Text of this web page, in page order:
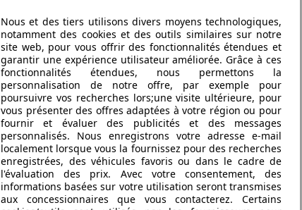
Nous et des tiers utilisons divers moyens technologiques,
notamment des cookies et des outils similaires sur notre
site web, pour vous offrir des fonctionnalités étendues et
garantir une expérience utilisateur améliorée. Grâce à ces
fonctionnalités étendues, nous permettons la
personnalisation de notre offre, par exemple pour
poursuivre vos recherches lors;une visite ultérieure, pour
vous présenter des offres adaptées à votre région ou pour
fournir et évaluer des publicités et des messages
personnalisés. Nous enregistrons votre adresse e-mail
localement lorsque vous la fournissez pour des recherches
enregistrées, des véhicules favoris ou dans le cadre de
l'évaluation des prix. Avec votre consentement, des
informations basées sur votre utilisation seront transmises
aux concessionnaires que vous contacterez. Certains